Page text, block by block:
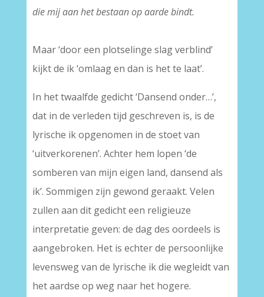
die mij aan het bestaan op aarde bindt.
Maar ‘door een plotselinge slag verblind’
kijkt de ik ‘omlaag en dan is het te laat’.
In het twaalfde gedicht ‘Dansend onder…’,
dat in de verleden tijd geschreven is, is de
lyrische ik opgenomen in de stoet van
‘uitverkorenen’. Achter hem lopen ‘de
somberen van mijn eigen land, dansend als
ik’. Sommigen zijn gewond geraakt. Velen
zullen aan dit gedicht een religieuze
interpretatie geven: de dag des oordeels is
aangebroken. Het is echter de persoonlijke
levensweg van de lyrische ik die wegleidt van
het aardse op weg naar het hogere.